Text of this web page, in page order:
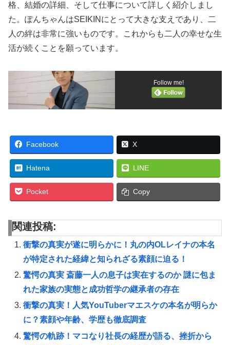
格、結婚の詳細、そして仕事について詳しく紹介しまし
た。ぽんちゃんはSEIKINにとって大きな支えであり、二
人の絆は非常に強いものです。これからも二人の幸せな生
活が続くことを願っています。
Follow me!
Facebook X
Hatena LINE
Pocket Copy
関連投稿:
衝撃の真実が遂に明らかに！丸の内OLレイナの本名
が特定された経緯と知られざる素顔に迫る！
驚愕の真実 斎藤一人の息子は実在するのか 謎に包ま
れた家族の実態と成功哲学の継承者の存在
衝撃の真実！人気YouTuberマエスケの本名が明らか
に？素顔や年齢、学歴も徹底調査
驚愕の軌跡！マコなり社長の経歴が語る、挫折から